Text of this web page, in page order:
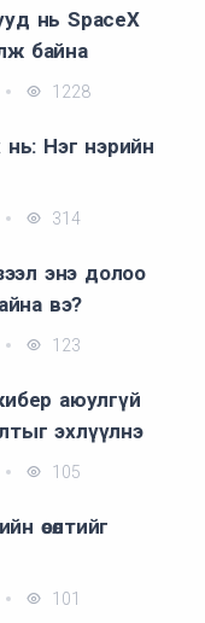
нь SpaceX
байна
1228
нь: Нэг нэрийн
314
энэ долоо
вэ?
123
аюулгүй
эхлүүлнэ
105
өсөлтийг
101